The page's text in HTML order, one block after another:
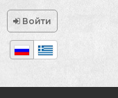
Войти